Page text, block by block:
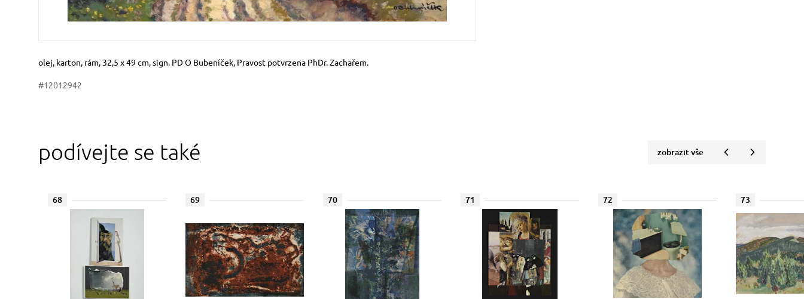
Rozměry
Stručný popis předmětu
olej, karton, rám, 32,5 x 49 cm, sign. PD O Bubeníček, Pravost potvrzena PhDr. Zachařem.
#12012942
podívejte se také zobrazit vše
68 69 70 71 72 73